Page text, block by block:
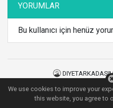
YORUMLAR
Bu kullanıcı için henüz
Kullanım Şartları
140
We use cookies to improve your
this website, you agree to